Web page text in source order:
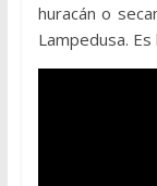
huracán o
Lampedusa.